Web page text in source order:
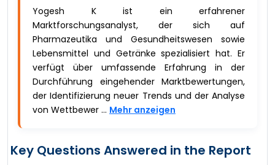
Yogesh K ist ein erfahrener
Marktforschungsanalyst, der sich auf
Pharmazeutika und Gesundheitswesen sowie
Lebensmittel und Getränke spezialisiert hat. Er
verfügt über umfassende Erfahrung in der
Durchführung eingehender Marktbewertungen,
der Identifizierung neuer Trends und der Analyse
von Wettbewer ... Mehr anzeigen
Key Questions Answered in the Report